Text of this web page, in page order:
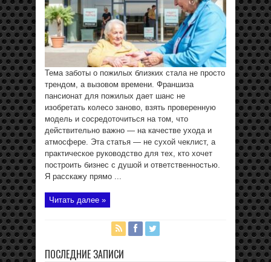
Тема заботы о пожилых близких стала не просто
трендом, а вызовом времени. Франшиза
пансионат для пожилых дает шанс не
изобретать колесо заново, взять проверенную
модель и сосредоточиться на том, что
действительно важно — на качестве ухода и
атмосфере. Эта статья — не сухой чеклист, а
практическое руководство для тех, кто хочет
построить бизнес с душой и ответственностью.
Я расскажу прямо ...
Читать далее »
ПОСЛЕДНИЕ ЗАПИСИ